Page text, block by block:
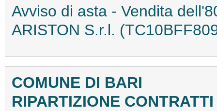
Avviso di asta - Vendita
ARISTON S.r.l.
COMUNE DI BARI
RIPARTIZIONE